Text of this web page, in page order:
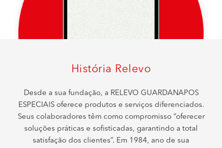
História Relevo
Desde a sua fundação, a RELEVO GUARDANAPOS
ESPECIAIS oferece produtos e serviços diferenciados.
Seus colaboradores têm como compromisso “oferecer
soluções práticas e sofisticadas, garantindo a total
satisfação dos clientes”. Em 1984, ano de sua